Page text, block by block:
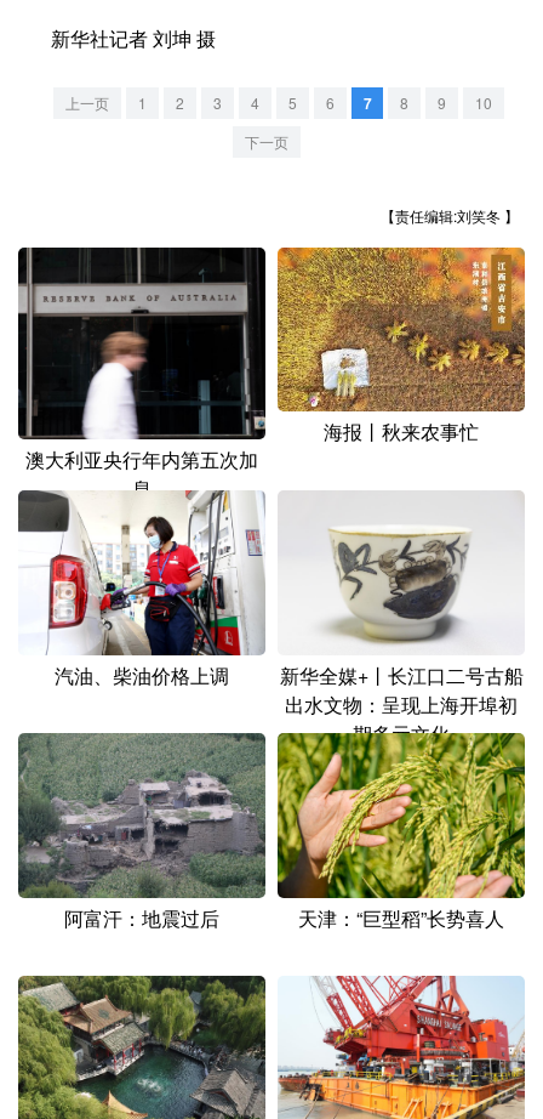
山东 河南
新疆 内蒙古 黑龙江
多语种频道
English Español Français عربى
Русский язык 日本語 한국어
Deutsch Português
新华社记者 刘坤 摄
上一页 1 2 3 4 5 6 7 8 9
10
下一页
【责任编辑:刘笑冬 】
澳大利亚央行年内第五次加
息
海报丨秋来农事忙
汽油、柴油价格上调
新华全媒+丨长江口二号古船
出水文物：呈现上海开埠初
期多元文化
阿富汗：地震过后 天津：“巨型稻”长势喜人